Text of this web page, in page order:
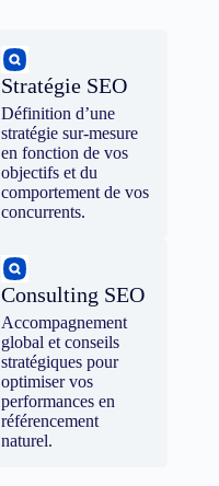
Stratégie SEO
Définition d’une
stratégie sur-mesure
en fonction de vos
objectifs et du
comportement de vos
concurrents.
Consulting SEO
Accompagnement
global et conseils
stratégiques pour
optimiser vos
performances en
référencement
naturel.